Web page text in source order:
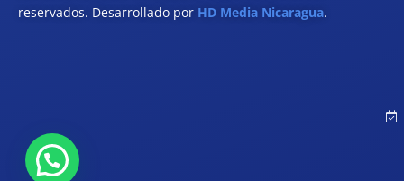
reservados. Desarrollado por HD Media Nicaragua.